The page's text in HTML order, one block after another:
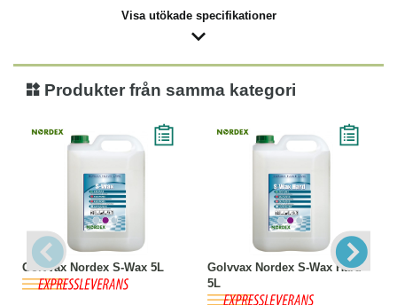
Visa utökade specifikationer
Produkter från samma kategori
Golvvax Nordex S-Wax 5L
Golvvax Nordex S-Wax Hard
5L